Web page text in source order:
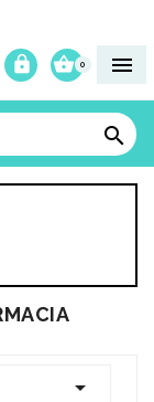

0



